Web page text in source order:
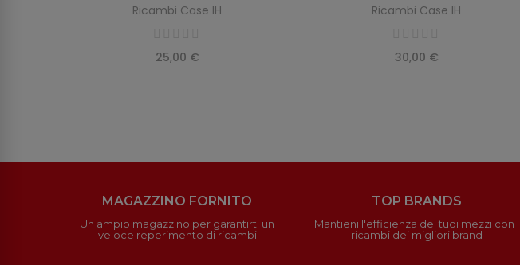
Ricambi Case IH
25,00 €
Ricambi Case IH
30,00 €
MAGAZZINO FORNITO
Un ampio magazzino per garantirti un
veloce reperimento di ricambi
TOP BRANDS
Mantieni l'efficienza dei tuoi mezzi con i
ricambi dei migliori brand